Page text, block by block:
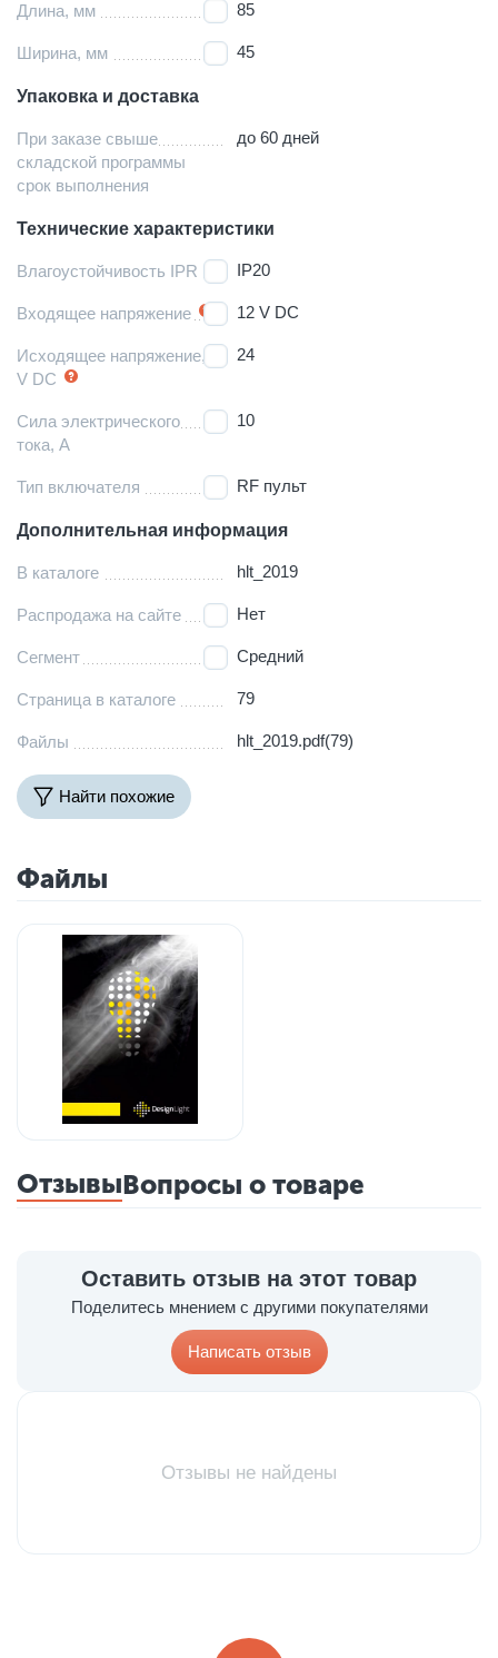
Длина, мм 85
Ширина, мм 45
Упаковка и доставка
При заказе свыше
складской программы
срок выполнения
до 60 дней
Технические характеристики
Влагоустойчивость IPR IP20
Входящее напряжение 12 V DC
Исходящее напряжение,
V DC
24
Сила электрического
тока, А
10
Тип включателя RF пульт
Дополнительная информация
В каталоге hlt_2019
Распродажа на сайте Нет
Сегмент Средний
Страница в каталоге 79
Файлы hlt_2019.pdf(79)
Найти похожие
Файлы
ОтзывыВопросы о товаре
Оставить отзыв на этот товар
Поделитесь мнением с другими покупателями
Написать отзыв
Отзывы не найдены